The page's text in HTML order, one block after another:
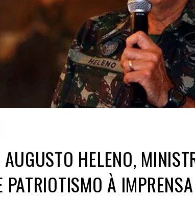
AUGUSTO HELENO,
PATRIOTISMO À